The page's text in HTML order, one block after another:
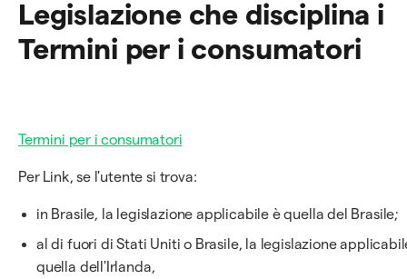
Legislazione che disciplina i
Termini per i consumatori
Termini per i consumatori
Per Link, se l'utente si trova:
in Brasile, la legislazione applicabile è quella del Brasile;
al di fuori di Stati Uniti o Brasile, la legislazione
quella dell'Irlanda,